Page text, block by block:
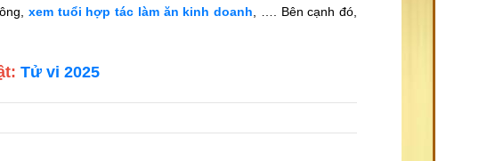
xem tuổi hợp tác làm ăn kinh doanh , …. Bên cạnh đó,
Tử vi 2025